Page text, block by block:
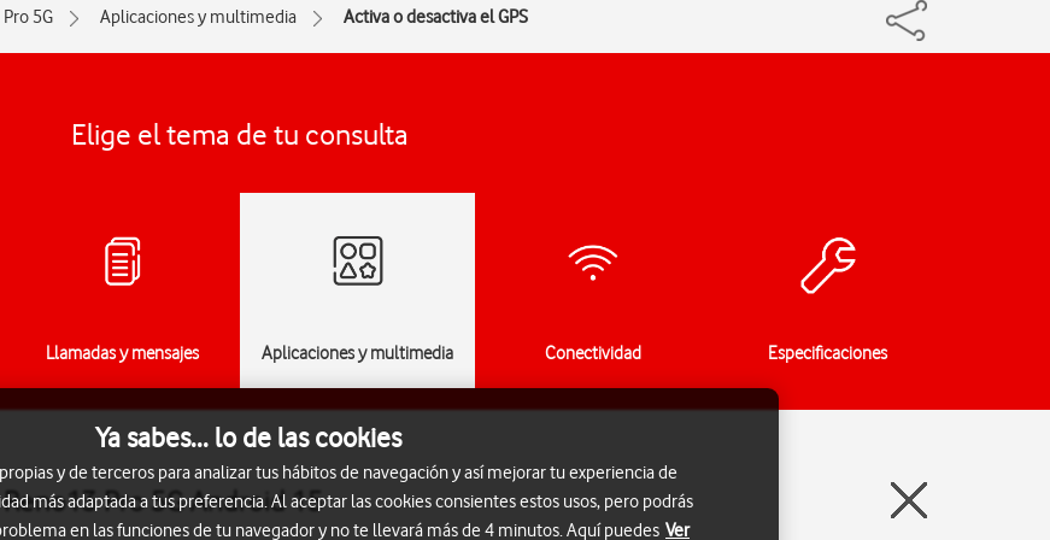
5G Aplicaciones y multimedia Activa o desactiva el GPS
Elige el tema de tu consulta
Llamadas y mensajes Aplicaciones y multimedia Conectividad Especificaciones
Pro 5G Android 15
Ya sabes... lo de las cookies
y de terceros para analizar tus hábitos de navegación y así mejorar tu experiencia de
más adaptada a tus preferencia. Al aceptar las cookies consientes estos usos, pero podrás
en las funciones de tu navegador y no te llevará más de 4 minutos. Aquí puedes Ver